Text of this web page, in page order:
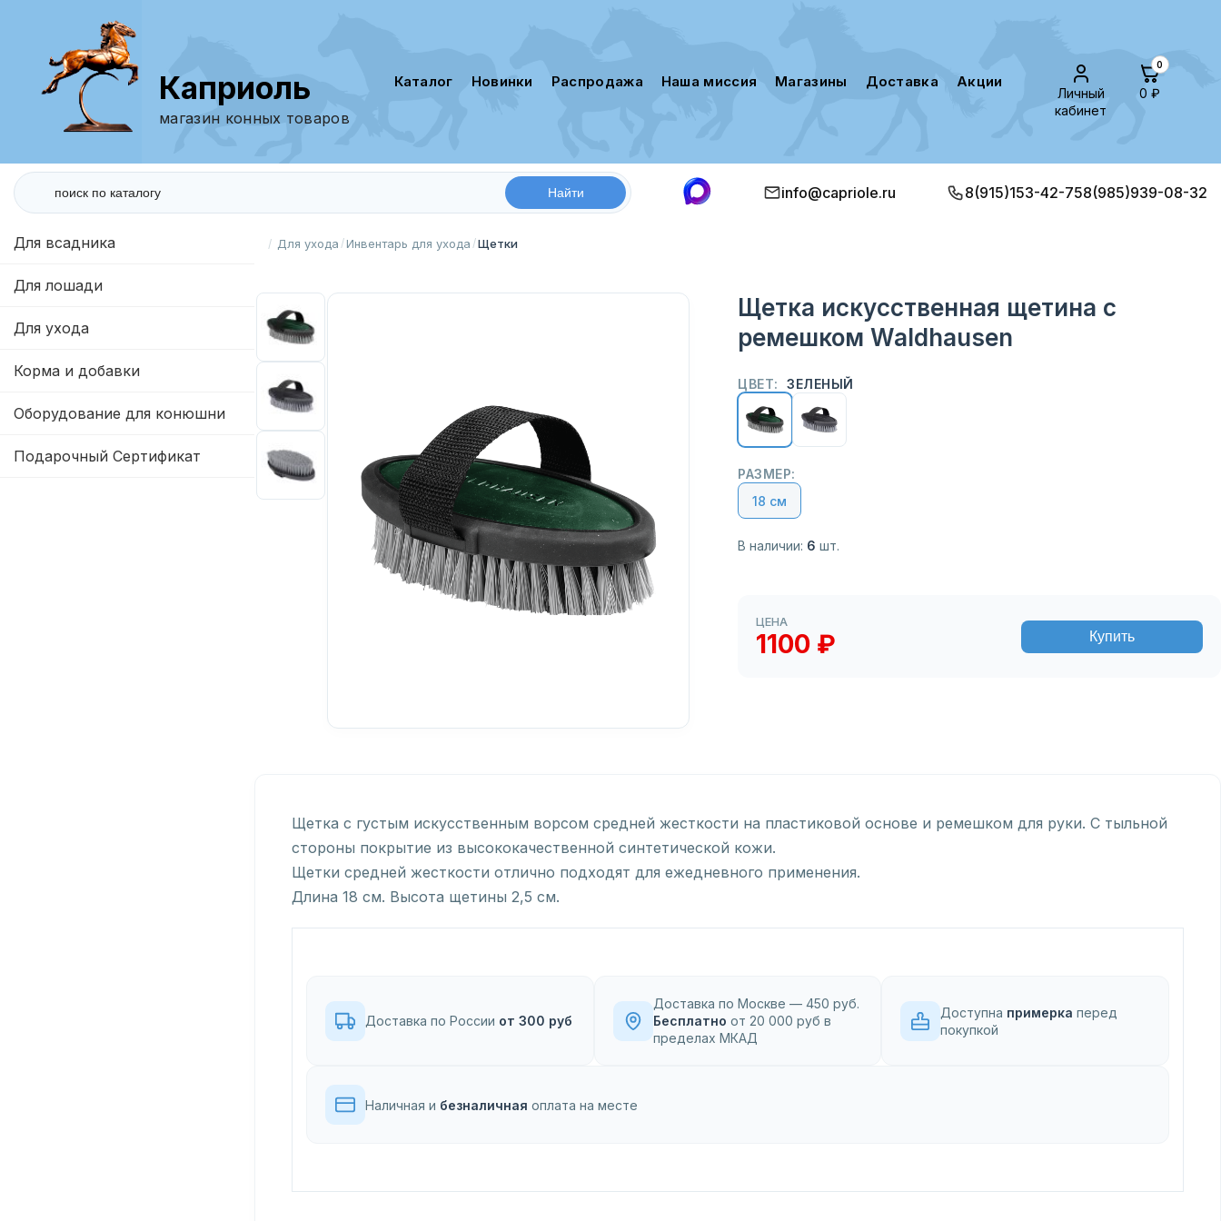
Каприоль
магазин конных товаров
каталог новинки распродажа наша миссия магазины доставка акции
Личный
кабинет
0
0 ₽
info@capriole.ru 8(915)153-42-758(985)939-08-32
Для всадника
Для лошади
Для ухода
Корма и добавки
Оборудование для конюшни
Подарочный Сертификат
Для ухода Инвентарь для ухода Щетки
Щетка искусственная щетина с
ремешком Waldhausen
ЦВЕТ: ЗЕЛЕНЫЙ
РАЗМЕР:
18 см
В наличии: 6 шт.
ЦЕНА
1100 ₽ Купить
Щетка с густым искусственным ворсом средней жесткости на пластиковой основе и ремешком для руки. С тыльной
стороны покрытие из высококачественной синтетической кожи.
Щетки средней жесткости отлично подходят для ежедневного применения.
Длина 18 см. Высота щетины 2,5 см.
Доставка по России от 300 руб
Доставка по Москве — 450 руб.
Бесплатно от 20 000 руб в
пределах МКАД
Доступна примерка перед
покупкой
Наличная и безналичная оплата на месте